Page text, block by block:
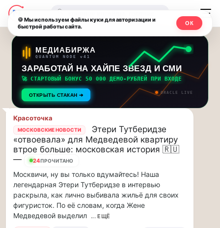
Последние
новости
обновления
потока:
Друзья,
приглашаем
на
музыкальную
прогулку
по
Москве
Чайковского!…
Друзья,
приглашаем
на
музыкальную
Москвичи.net
—
Главный
столичный
чат-
мессенджер,
новости
и
инсайды
Москвы
🔍
МЕДИАБИРЖА
QUANTUM NODE v41
ЗАРАБОТАЙ НА ХАЙПЕ ЗВЕЗД И СМИ
🚀 СТАРТОВЫЙ БОНУС 50 000 ДЕМО-РУБЛЕЙ ПРИ ВХОДЕ
ОТКРЫТЬ СТАКАН ➔ ORACLE LIVE
Красоточка
МОСКОВСКИЕ НОВОСТИ
Этери Тутберидзе
«отвоевала» для Медведевой квартиру
втрое больше: московская история 🇷🇺
—
24ПРОЧИТАНО
Москвичи, ну вы только вдумайтесь! Наша
легендарная Этери Тутберидзе в интервью
раскрыла, как лично выбивала жильё для своих
фигуристок. По её словам, когда Жене
Медведевой выделил ... ЕЩЁ
🍪 Мы используем файлы куки для авторизации и
быстрой работы сайта.
ОК